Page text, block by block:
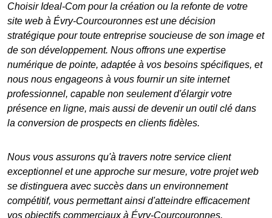
Choisir Ideal-Com pour la création ou la refonte de votre
site web à Évry-Courcouronnes est une décision
stratégique pour toute entreprise soucieuse de son image et
de son développement. Nous offrons une expertise
numérique de pointe, adaptée à vos besoins spécifiques, et
nous nous engageons à vous fournir un site internet
professionnel, capable non seulement d'élargir votre
présence en ligne, mais aussi de devenir un outil clé dans
la conversion de prospects en clients fidèles.
Nous vous assurons qu'à travers notre service client
exceptionnel et une approche sur mesure, votre projet web
se distinguera avec succès dans un environnement
compétitif, vous permettant ainsi d'atteindre efficacement
vos objectifs commerciaux à Évry-Courcouronnes.